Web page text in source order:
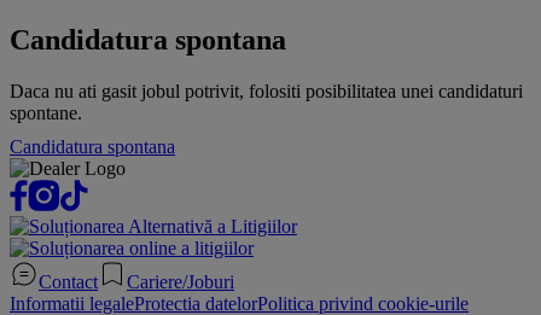
Candidatura spontana
Daca nu ati gasit jobul potrivit, folositi posibilitatea unei candidaturi
spontane.
Candidatura spontana
Contact
Cariere/Joburi
Informatii legaleProtectia datelorPolitica privind cookie-urile